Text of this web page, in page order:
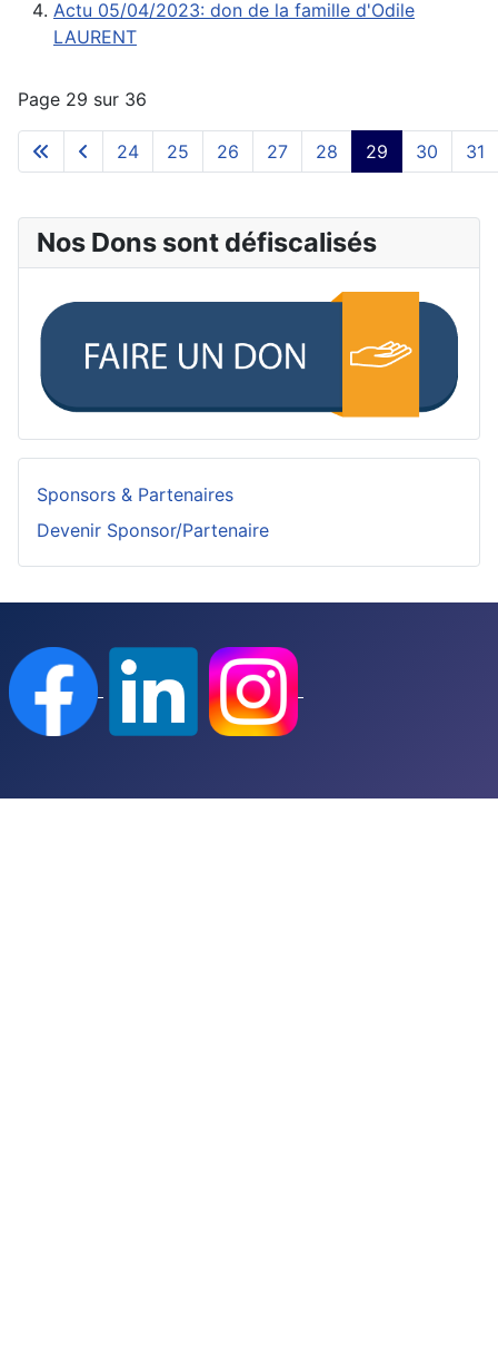
Actu 05/04/2023: don de la famille d'Odile
LAURENT
Page 29 sur 36
24 25 26 27 28 29 30 31
Nos Dons sont défiscalisés
Sponsors & Partenaires
Devenir Sponsor/Partenaire